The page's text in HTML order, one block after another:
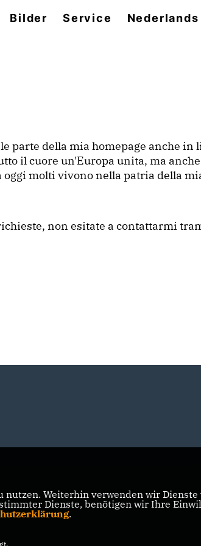
Bilder Service Nederlands
della mia homepage anche in
il cuore un'Europa unita, ma
molti vivono nella patria della
non esitate a contattarmi
nutzen. Weiterhin verwenden wir
Dienste, benötigen wir Ihre
.